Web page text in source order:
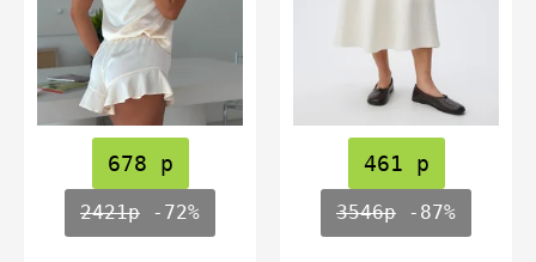
678 р
2421р -72%
461 р
3546р -87%